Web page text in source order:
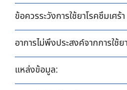
ข้อควรระวังการใช้ยาโรคซึมเศร้า
อาการไม่พึงประสงค์จากการใช้ย
แหล่งข้อมูล: